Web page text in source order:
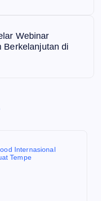
Webinar
Berkelanjutan di